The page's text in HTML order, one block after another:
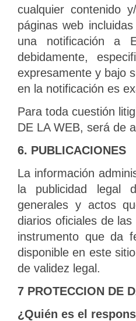
cualquier contenido
páginas web
una notificación a
debidamente,
expresamente y bajo
en la notificación es
Para toda cuestión
DE LA WEB, será de
6. PUBLICACIONES
La información
la publicidad legal
generales y actos
diarios oficiales de
instrumento que da
disponible en este
de validez legal.
7 PROTECCION DE
¿Quién es el